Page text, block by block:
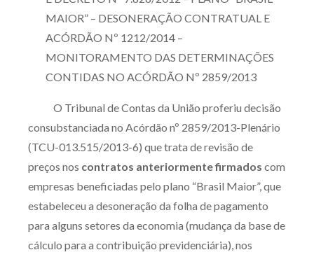
MAIOR” – DESONERAÇÃO CONTRATUAL E
ACÓRDÃO Nº 1212/2014 –
MONITORAMENTO DAS DETERMINAÇÕES
CONTIDAS NO ACÓRDÃO Nº 2859/2013
O Tribunal de Contas da União proferiu decisão
consubstanciada no Acórdão nº 2859/2013-Plenário
(TCU-013.515/2013-6) que trata de revisão de
preços nos contratos anteriormente firmados com
empresas beneficiadas pelo plano “Brasil Maior”, que
estabeleceu a desoneração da folha de pagamento
para alguns setores da economia (mudança da base de
cálculo para a contribuição previdenciária), nos